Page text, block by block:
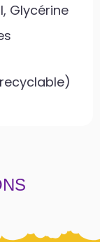
Glycérine
recyclable)